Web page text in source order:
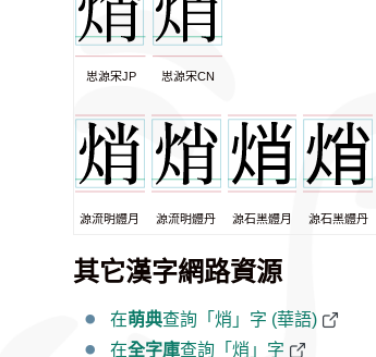
思源宋JP 思源宋CN
源流明體月 源流明體丹 源石黑體月 源石黑體丹
其它漢字網路資源
在萌典查詢「焇」字 (華語)
在全字庫查詢「焇」字